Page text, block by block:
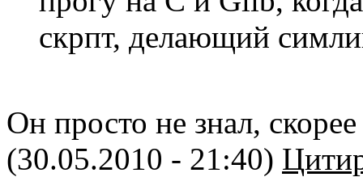
скрпт, делающий
Он просто не знал, скорее
(30.05.2010 - 21:40)